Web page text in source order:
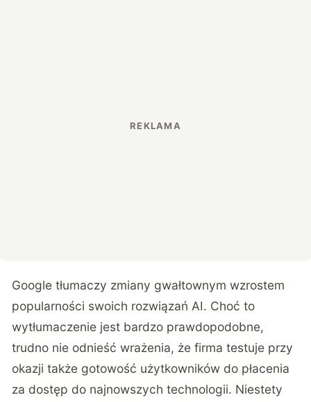
Google tłumaczy zmiany gwałtownym wzrostem
popularności swoich rozwiązań AI. Choć to
wytłumaczenie jest bardzo prawdopodobne,
trudno nie odnieść wrażenia, że firma testuje przy
okazji także gotowość użytkowników do płacenia
za dostęp do najnowszych technologii. Niestety